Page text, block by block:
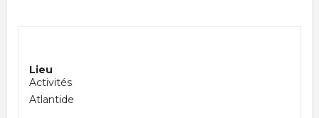
Lieu
Activités
Atlantide